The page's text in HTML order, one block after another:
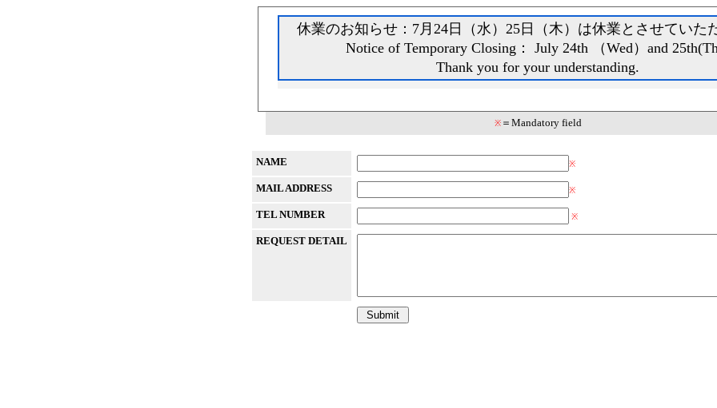
休業のお知らせ：7月24日（水）25日（木）は休業とさせていた
Notice of Temporary Closing： July 24th （Wed）and
Thank you for your understanding.
※＝Mandatory field
NAME ※
MAIL ADDRESS ※
TEL NUMBER ※
REQUEST DETAIL